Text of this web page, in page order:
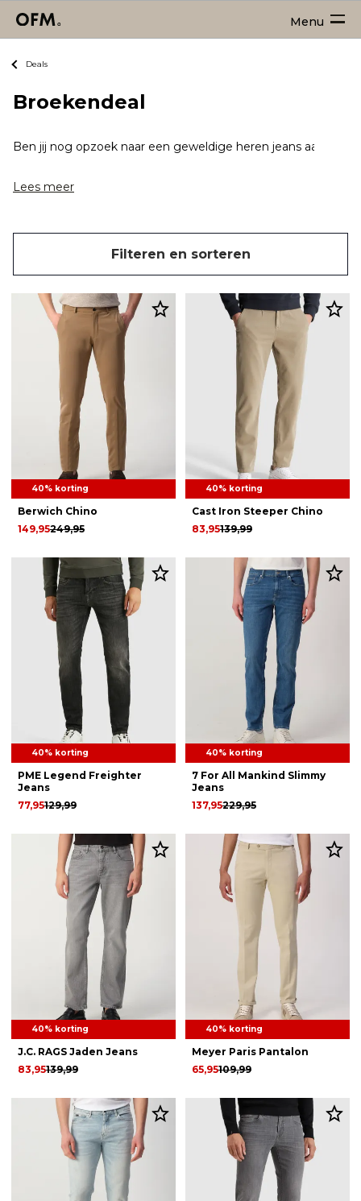
Menu
Deals
Broekendeal
Ben jij nog opzoek naar een geweldige heren jeans
Lees meer
Filteren en sorteren
40% korting
Berwich Chino
249,95
149,95
40% korting
Cast Iron Steeper Chino
139,99
83,95
40% korting
PME Legend Freighter
Jeans
129,99
77,95
40% korting
7 For All Mankind Slimmy
Jeans
229,95
137,95
40% korting
J.C. RAGS Jaden Jeans
139,99
83,95
40% korting
Meyer Paris Pantalon
109,99
65,95